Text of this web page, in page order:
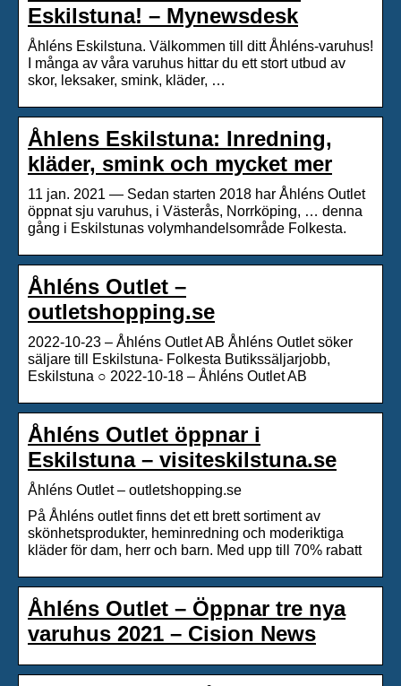
Eskilstuna! – Mynewsdesk
Åhléns Eskilstuna. Välkommen till ditt Åhléns-varuhus!
I många av våra varuhus hittar du ett stort utbud av
skor, leksaker, smink, kläder, …
Åhlens Eskilstuna: Inredning,
kläder, smink och mycket mer
11 jan. 2021 — Sedan starten 2018 har Åhléns Outlet
öppnat sju varuhus, i Västerås, Norrköping, … denna
gång i Eskilstunas volymhandelsområde Folkesta.
Åhléns Outlet –
outletshopping.se
2022-10-23 – Åhléns Outlet AB Åhléns Outlet söker
säljare till Eskilstuna- Folkesta Butikssäljarjobb,
Eskilstuna ○ 2022-10-18 – Åhléns Outlet AB
Åhléns Outlet öppnar i
Eskilstuna – visiteskilstuna.se
Åhléns Outlet – outletshopping.se
På Åhléns outlet finns det ett brett sortiment av
skönhetsprodukter, heminredning och moderiktiga
kläder för dam, herr och barn. Med upp till 70% rabatt
Åhléns Outlet – Öppnar tre nya
varuhus 2021 – Cision News